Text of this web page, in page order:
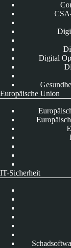
Digital
Europäische Union
IT-Sicherheit